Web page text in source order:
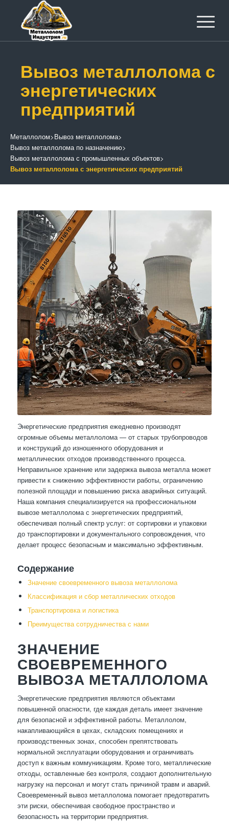
Вывоз металлолома с
энергетических
предприятий
Металлолом>Вывоз металлолома>
Вывоз металлолома по назначению>
Вывоз металлолома с промышленных объектов>
Вывоз металлолома с энергетических предприятий
Энергетические предприятия ежедневно производят
огромные объемы металлолома — от старых трубопроводов
и конструкций до изношенного оборудования и
металлических отходов производственного процесса.
Неправильное хранение или задержка вывоза металла может
привести к снижению эффективности работы, ограничению
полезной площади и повышению риска аварийных ситуаций.
Наша компания специализируется на профессиональном
вывозе металлолома с энергетических предприятий,
обеспечивая полный спектр услуг: от сортировки и упаковки
до транспортировки и документального сопровождения, что
делает процесс безопасным и максимально эффективным.
Содержание
Значение своевременного вывоза металлолома
Классификация и сбор металлических отходов
Транспортировка и логистика
Преимущества сотрудничества с нами
ЗНАЧЕНИЕ
СВОЕВРЕМЕННОГО
ВЫВОЗА МЕТАЛЛОЛОМА
Энергетические предприятия являются объектами
повышенной опасности, где каждая деталь имеет значение
для безопасной и эффективной работы. Металлолом,
накапливающийся в цехах, складских помещениях и
производственных зонах, способен препятствовать
нормальной эксплуатации оборудования и ограничивать
доступ к важным коммуникациям. Кроме того, металлические
отходы, оставленные без контроля, создают дополнительную
нагрузку на персонал и могут стать причиной травм и аварий.
Своевременный вывоз металлолома помогает предотвратить
эти риски, обеспечивая свободное пространство и
безопасность на территории предприятия.